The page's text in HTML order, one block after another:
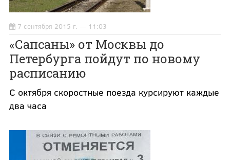
7 сентября 2015 г. — 11:03
«Сапсаны» от Москвы до
Петербурга пойдут по новому
расписанию
С октября скоростные поезда курсируют каждые
два часа